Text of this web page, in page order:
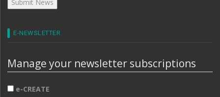
E-NEWSLETTER
Manage your newsletter subscriptions
e-CREATE